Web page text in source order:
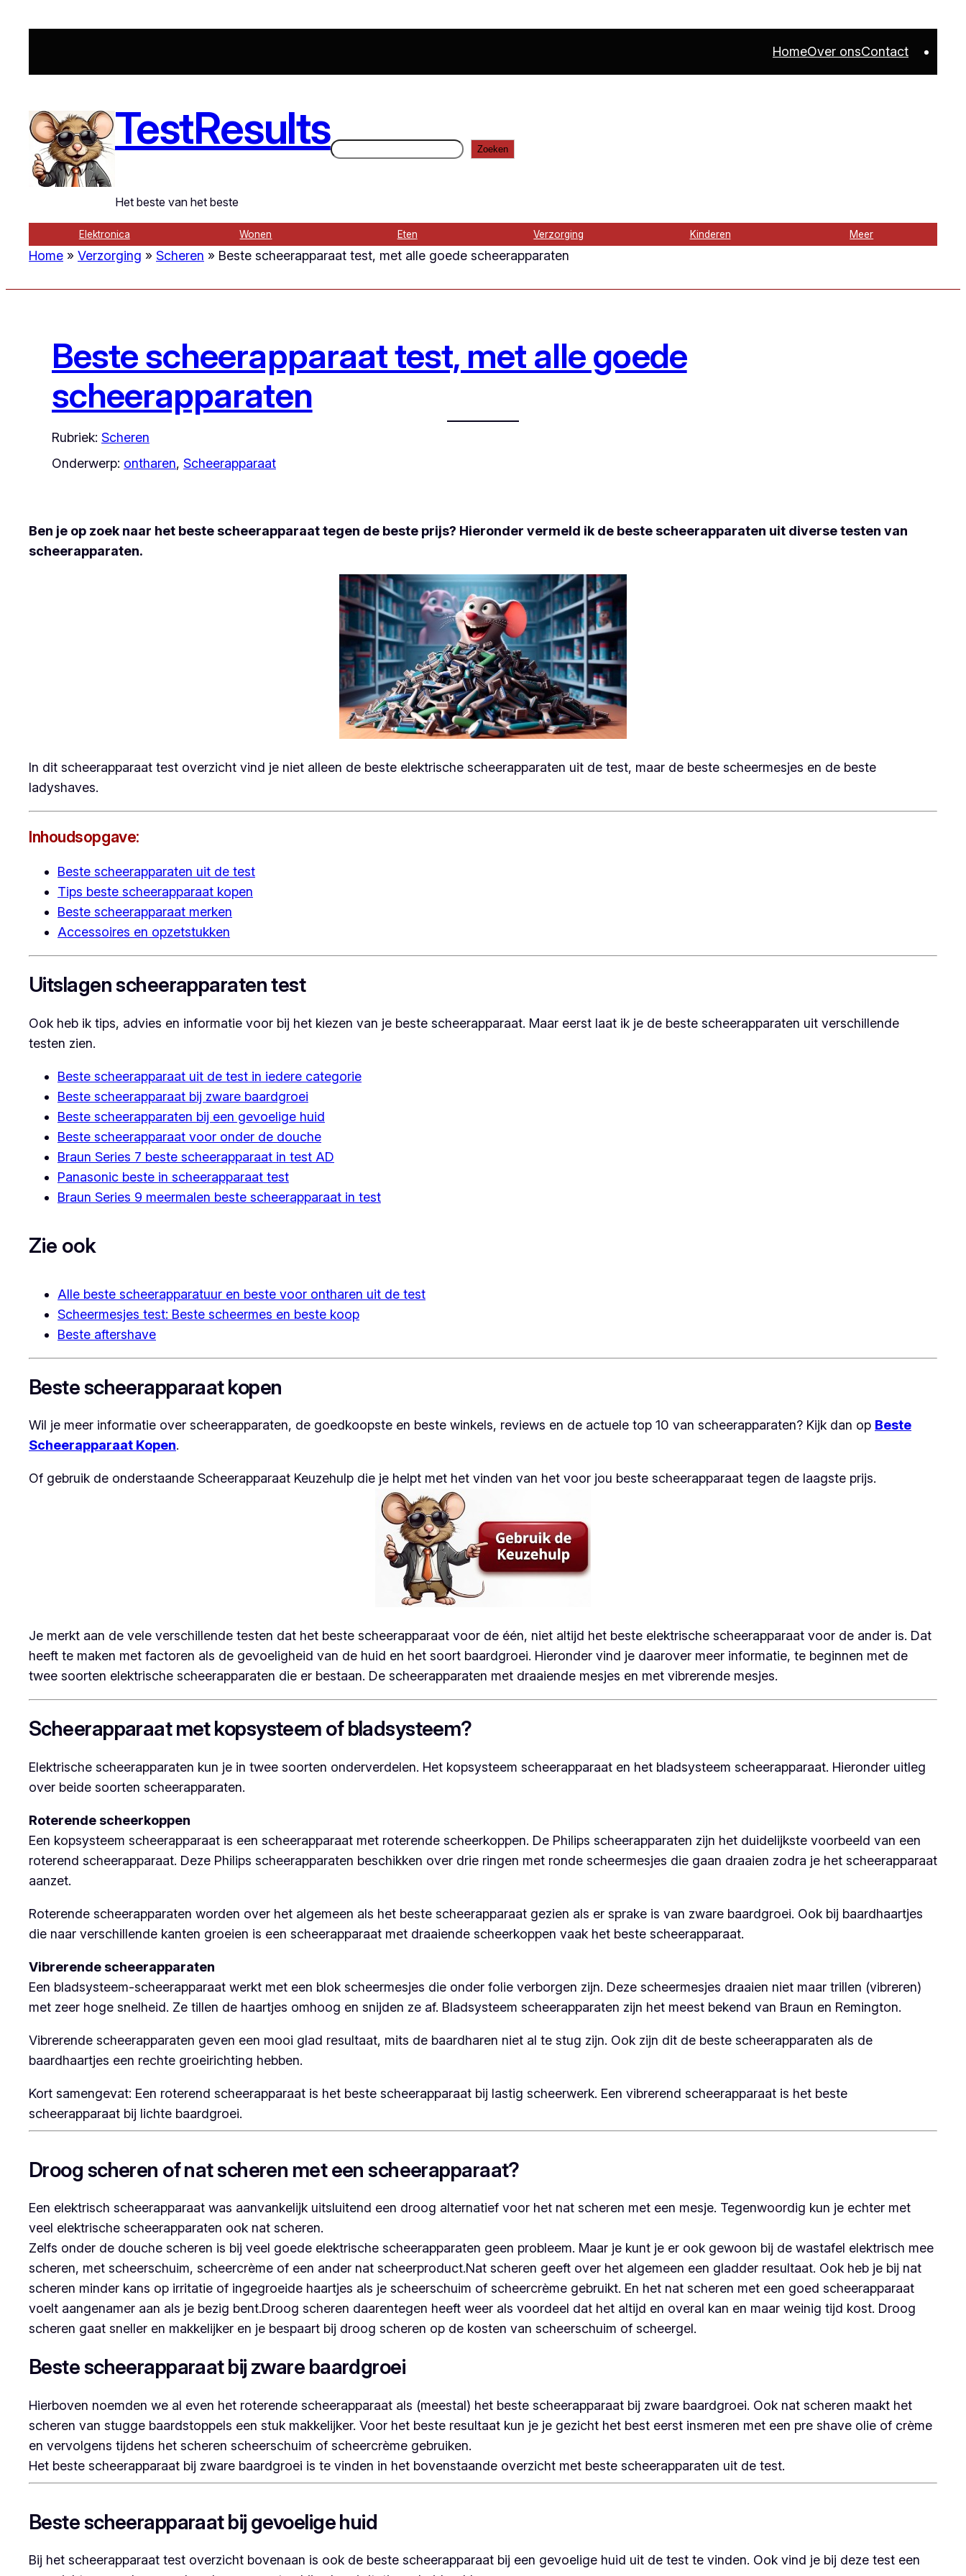
inhoud
HomeOver onsContact
TestResults
Het beste van het beste
Zoeken Zoeken
Elektronica Wonen Eten Verzorging Kinderen Meer
Home » Verzorging » Scheren » Beste scheerapparaat test, met alle goede scheerapparaten
Beste scheerapparaat test, met alle goede
scheerapparaten
Rubriek: Scheren
Onderwerp: ontharen, Scheerapparaat
Ben je op zoek naar het beste scheerapparaat tegen de beste prijs? Hieronder vermeld ik de beste scheerapparaten uit diverse testen van
scheerapparaten.
In dit scheerapparaat test overzicht vind je niet alleen de beste elektrische scheerapparaten uit de test, maar de beste scheermesjes en de beste
ladyshaves.
Inhoudsopgave:
Beste scheerapparaten uit de test
Tips beste scheerapparaat kopen
Beste scheerapparaat merken
Accessoires en opzetstukken
Uitslagen scheerapparaten test
Ook heb ik tips, advies en informatie voor bij het kiezen van je beste scheerapparaat. Maar eerst laat ik je de beste scheerapparaten uit verschillende
testen zien.
Beste scheerapparaat uit de test in iedere categorie
Beste scheerapparaat bij zware baardgroei
Beste scheerapparaten bij een gevoelige huid
Beste scheerapparaat voor onder de douche
Braun Series 7 beste scheerapparaat in test AD
Panasonic beste in scheerapparaat test
Braun Series 9 meermalen beste scheerapparaat in test
Zie ook
Alle beste scheerapparatuur en beste voor ontharen uit de test
Scheermesjes test: Beste scheermes en beste koop
Beste aftershave
Beste scheerapparaat kopen
Wil je meer informatie over scheerapparaten, de goedkoopste en beste winkels, reviews en de actuele top 10 van scheerapparaten? Kijk dan op Beste
Scheerapparaat Kopen.
Of gebruik de onderstaande Scheerapparaat Keuzehulp die je helpt met het vinden van het voor jou beste scheerapparaat tegen de laagste prijs.
Je merkt aan de vele verschillende testen dat het beste scheerapparaat voor de één, niet altijd het beste elektrische scheerapparaat voor de ander is. Dat
heeft te maken met factoren als de gevoeligheid van de huid en het soort baardgroei. Hieronder vind je daarover meer informatie, te beginnen met de
twee soorten elektrische scheerapparaten die er bestaan. De scheerapparaten met draaiende mesjes en met vibrerende mesjes.
Scheerapparaat met kopsysteem of bladsysteem?
Elektrische scheerapparaten kun je in twee soorten onderverdelen. Het kopsysteem scheerapparaat en het bladsysteem scheerapparaat. Hieronder uitleg
over beide soorten scheerapparaten.
Roterende scheerkoppen
Een kopsysteem scheerapparaat is een scheerapparaat met roterende scheerkoppen. De Philips scheerapparaten zijn het duidelijkste voorbeeld van een
roterend scheerapparaat. Deze Philips scheerapparaten beschikken over drie ringen met ronde scheermesjes die gaan draaien zodra je het scheerapparaat
aanzet.
Roterende scheerapparaten worden over het algemeen als het beste scheerapparaat gezien als er sprake is van zware baardgroei. Ook bij baardhaartjes
die naar verschillende kanten groeien is een scheerapparaat met draaiende scheerkoppen vaak het beste scheerapparaat.
Vibrerende scheerapparaten
Een bladsysteem-scheerapparaat werkt met een blok scheermesjes die onder folie verborgen zijn. Deze scheermesjes draaien niet maar trillen (vibreren)
met zeer hoge snelheid. Ze tillen de haartjes omhoog en snijden ze af. Bladsysteem scheerapparaten zijn het meest bekend van Braun en Remington.
Vibrerende scheerapparaten geven een mooi glad resultaat, mits de baardharen niet al te stug zijn. Ook zijn dit de beste scheerapparaten als de
baardhaartjes een rechte groeirichting hebben.
Kort samengevat: Een roterend scheerapparaat is het beste scheerapparaat bij lastig scheerwerk. Een vibrerend scheerapparaat is het beste
scheerapparaat bij lichte baardgroei.
Droog scheren of nat scheren met een scheerapparaat?
Een elektrisch scheerapparaat was aanvankelijk uitsluitend een droog alternatief voor het nat scheren met een mesje. Tegenwoordig kun je echter met
veel elektrische scheerapparaten ook nat scheren.
Zelfs onder de douche scheren is bij veel goede elektrische scheerapparaten geen probleem. Maar je kunt je er ook gewoon bij de wastafel elektrisch mee
scheren, met scheerschuim, scheercrème of een ander nat scheerproduct.Nat scheren geeft over het algemeen een gladder resultaat. Ook heb je bij nat
scheren minder kans op irritatie of ingegroeide haartjes als je scheerschuim of scheercrème gebruikt. En het nat scheren met een goed scheerapparaat
voelt aangenamer aan als je bezig bent.Droog scheren daarentegen heeft weer als voordeel dat het altijd en overal kan en maar weinig tijd kost. Droog
scheren gaat sneller en makkelijker en je bespaart bij droog scheren op de kosten van scheerschuim of scheergel.
Beste scheerapparaat bij zware baardgroei
Hierboven noemden we al even het roterende scheerapparaat als (meestal) het beste scheerapparaat bij zware baardgroei. Ook nat scheren maakt het
scheren van stugge baardstoppels een stuk makkelijker. Voor het beste resultaat kun je je gezicht het best eerst insmeren met een pre shave olie of crème
en vervolgens tijdens het scheren scheerschuim of scheercrème gebruiken.
Het beste scheerapparaat bij zware baardgroei is te vinden in het bovenstaande overzicht met beste scheerapparaten uit de test.
Beste scheerapparaat bij gevoelige huid
Bij het scheerapparaat test overzicht bovenaan is ook de beste scheerapparaat bij een gevoelige huid uit de test te vinden. Ook vind je bij deze test een